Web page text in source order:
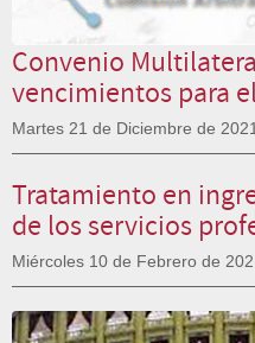
Convenio
vencimientos para
Martes 21 de Diciembre de 2021
Tratamiento en
de los servicios
Miércoles 10 de Febrero de